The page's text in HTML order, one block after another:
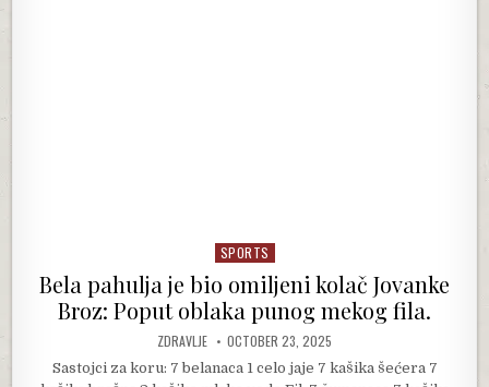
Posted in
SPORTS
Bela pahulja je bio omiljeni kolač Jovanke
Broz: Poput oblaka punog mekog fila.
AUTHOR:
ZDRAVLJE PUBLISHED DATE:
OCTOBER 23, 2025
Sastojci za koru: 7 belanaca 1 celo jaje 7 kašika šećera 7